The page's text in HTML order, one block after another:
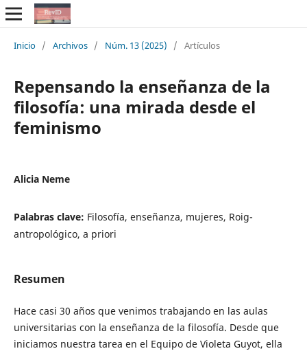
Inicio / Archivos / Núm. 13 (2025) / Artículos
Repensando la enseñanza de la
filosofía: una mirada desde el
feminismo
Alicia Neme
Palabras clave: Filosofía, enseñanza, mujeres, Roig-
antropológico, a priori
Resumen
Hace casi 30 años que venimos trabajando en las aulas
universitarias con la enseñanza de la filosofía. Desde que
iniciamos nuestra tarea en el Equipo de Violeta Guyot, ella